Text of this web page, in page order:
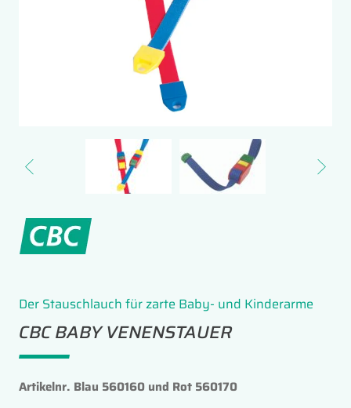
Der Stauschlauch für zarte Baby- und Kinderarme
CBC BABY VENENSTAUER
Artikelnr. Blau 560160 und Rot 560170